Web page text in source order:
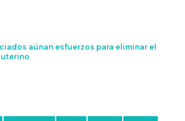
aúnan esfuerzos para eliminar el